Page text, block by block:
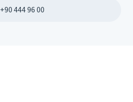
+90 444 96 00